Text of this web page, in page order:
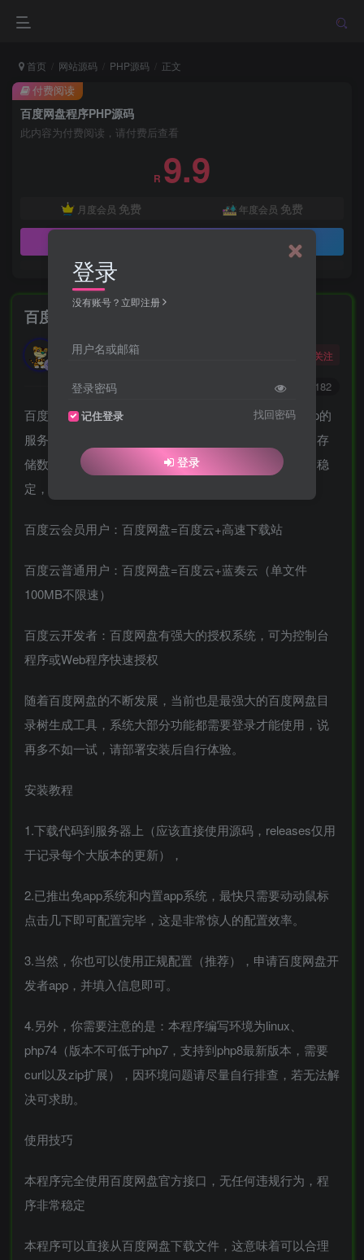
首页 网站源码 PHP源码 正文
百度网盘程序PHP源码
此内容为付费阅读，请付费后查看
R 9.9
月度会员 免费 年度会员 免费
付费阅读
百度网盘程序PHP源码
勇敢的大野狼 关注
2093 2182
百度网盘是一款网盘程序，使用php开发，任意支持php的
服务器均可以部署，包括虚拟主机，百度网盘本身并不存
储数据，而是对接百度网盘，完全使用官方接口，长期稳
定，如何用一句话描述百度网盘能做什么？
百度云会员用户：百度网盘=百度云+高速下载站
百度云普通用户：百度网盘=百度云+蓝奏云（单文件
100MB不限速）
百度云开发者：百度网盘有强大的授权系统，可为控制台
程序或Web程序快速授权
随着百度网盘的不断发展，当前也是最强大的百度网盘目
录树生成工具，系统大部分功能都需要登录才能使用，说
再多不如一试，请部署安装后自行体验。
安装教程
1.下载代码到服务器上（应该直接使用源码，releases仅用
于记录每个大版本的更新），
2.已推出免app系统和内置app系统，最快只需要动动鼠标
点击几下即可配置完毕，这是非常惊人的配置效率。
3.当然，你也可以使用正规配置（推荐），申请百度网盘开
发者app，并填入信息即可。
4.另外，你需要注意的是：本程序编写环境为linux、
php74（版本不可低于php7，支持到php8最新版本，需要
curl以及zip扩展），因环境问题请尽量自行排查，若无法解
决可求助。
使用技巧
本程序完全使用百度网盘官方接口，无任何违规行为，程
序非常稳定
本程序可以直接从百度网盘下载文件，这意味着可以合理
登录
没有账号？立即注册
用户名或邮箱
登录密码
记住登录 找回密码
登录